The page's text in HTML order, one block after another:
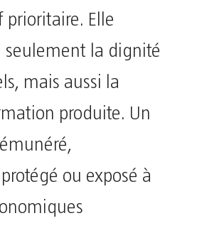
prioritaire. Elle
la dignité
mais aussi la
produite. Un
ou exposé à